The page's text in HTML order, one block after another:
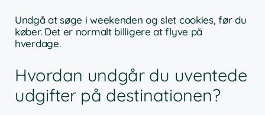
Undgå at søge i weekenden og slet cookies, før du
køber. Det er normalt billigere at flyve på
hverdage.
Hvordan undgår du uventede
udgifter på destinationen?